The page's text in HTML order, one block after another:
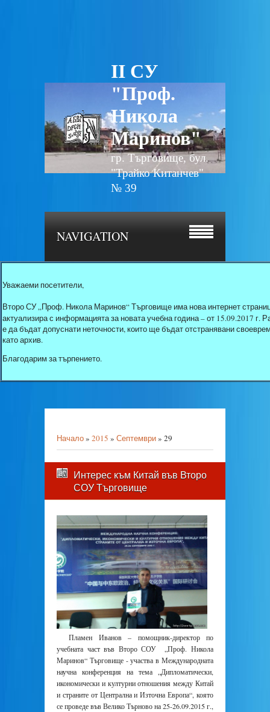
II СУ
"Проф.
Никола
Маринов"
гр. Търговище, бул.
"Трайко Китанчев"
№ 39
NAVIGATION
Уважаеми посетители,
Второ СУ „Проф. Никола Маринов“ Търговище има нова интернет
актуализира с информацията за новата учебна година – от 15.09.2017
е да бъдат допуснати неточности, които ще бъдат отстранявани
като архив.
Благодарим за търпението.
Начало» 2015 » Септември» 29
Интерес към Китай във Второ
СОУ Търговище
Пламен Иванов – помощник-директор по
учебната част във Второ СОУ „Проф. Никола
Маринов“ Търговище - участва в Международната
научна конференция на тема „Дипломатически,
икономически и културни отношения между Китай
и страните от Централна и Източна Европа“, която
се проведе във Велико Търново на 25-26.09.2015 г.,